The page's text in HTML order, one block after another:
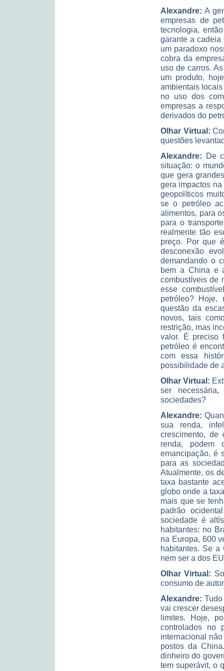
Alexandre: A
empresas de
tecnologia,
garante a cadeia
um paradoxo
cobra da
uso de carros.
um produto,
ambientais
no uso dos
empresas a
derivados do
Olhar Virtual:
questões
Alexandre: De
situação: o
que gera
gera impactos
geopolíticos
se o petróleo
alimentos, para
para o
realmente tão
preço. Por que
desconexão
demandando o
bem a China e
combustíveis de
esse
petróleo? Hoje,
questão da
novos, tais
restrição, mas
valor. É preciso
petróleo é
com essa
possibilidade de
Olhar Virtual:
ser
sociedades?
Alexandre:
sua renda,
crescimento,
renda, podem
emancipação, é
para as
Atualmente, os
taxa bastante
globo onde a
mais que se
padrão
sociedade é
habitantes; no
na Europa, 600
habitantes. Se
nem ser a dos
Olhar Virtual:
consumo de
Alexandre:
vai crescer
limites. Hoje,
controlados no
internacional
postos da
dinheiro do
tem superávit, o